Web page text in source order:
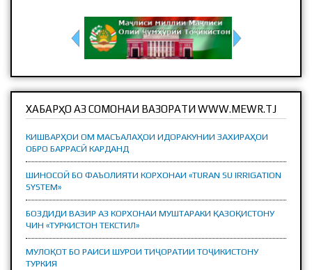
ХАБАРҲО АЗ СОМОНАИ ВАЗОРАТИ WWW.MEWR.TJ
КИШВАРҲОИ ОМ МАСЪАЛАҲОИ ИДОРАКУНИИ ЗАХИРАҲОИ
ОБРО БАРРАСӢ КАРДАНД
ШИНОСОӢ БО ФАЪОЛИЯТИ КОРХОНАИ «TURAN SU IRRIGATION
SYSTEM»
БОЗДИДИ ВАЗИР АЗ КОРХОНАИ МУШТАРАКИ ҚАЗОҚИСТОНУ
ЧИН «ТУРКИСТОН ТЕКСТИЛ»
МУЛОҚОТ БО РАИСИ ШУРОИ ТИҶОРАТИИ ТОҶИКИСТОНУ
ТУРКИЯ